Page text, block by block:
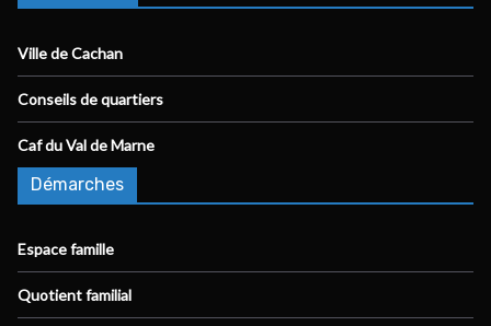
Ville de Cachan
Conseils de quartiers
Caf du Val de Marne
Démarches
Espace famille
Quotient familial